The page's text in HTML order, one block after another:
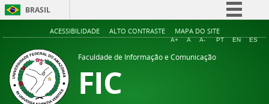
BRASIL
Simplifique!
ACESSIBILIDADE ALTO CONTRASTE MAPA DO SITE
A+ A A- PT EN ES
Faculdade de Informação e Comunicação
FIC